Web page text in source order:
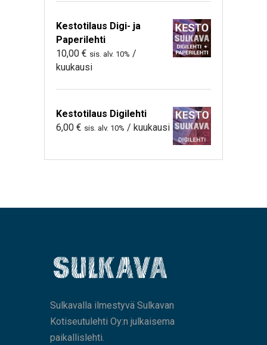
Kestotilaus Digi- ja
Paperilehti
10,00 € sis. alv. 10% /
kuukausi
Kestotilaus Digilehti
6,00 € sis. alv. 10% / kuukausi
Sulkavalla ilmestyvä Sulkavan
Kotiseutulehti Oy:n julkaisema
paikallislehti.